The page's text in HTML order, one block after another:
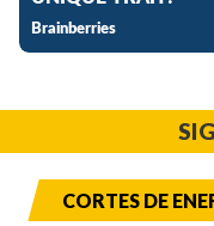
CORTES DE